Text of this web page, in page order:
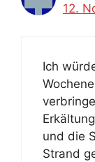
12.
Ich
und die
Strand